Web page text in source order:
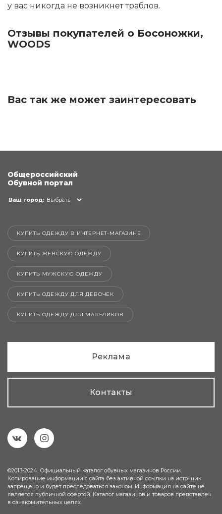
у вас никогда не возникнет траблов.
Отзывы покупателей о Босоножки,
WOODS
Вас так же может заинтересовать
Общероссийский
Обувной портал
Ваш город: Выбрать
КУПИТЬ ОДЕЖДУ В ИНТЕРНЕТ-МАГАЗИНЕ
КУПИТЬ ЖЕНСКУЮ ОДЕЖДУ
КУПИТЬ МУЖСКУЮ ОДЕЖДУ
КУПИТЬ ОДЕЖДУ ДЛЯ ДЕВОЧЕК
КУПИТЬ ОДЕЖДУ ДЛЯ МАЛЬЧИКОВ
Реклама
Контакты
©2013-2024. Официальный каталог обувных магазинов России.
Копирование информации с сайта без активной ссылки на источник
запрещено и будет преследоваться законом. Информация на сайте не
является публичной офёртой. Каталог магазинов и товаров представлен
в ознакомительных целях.